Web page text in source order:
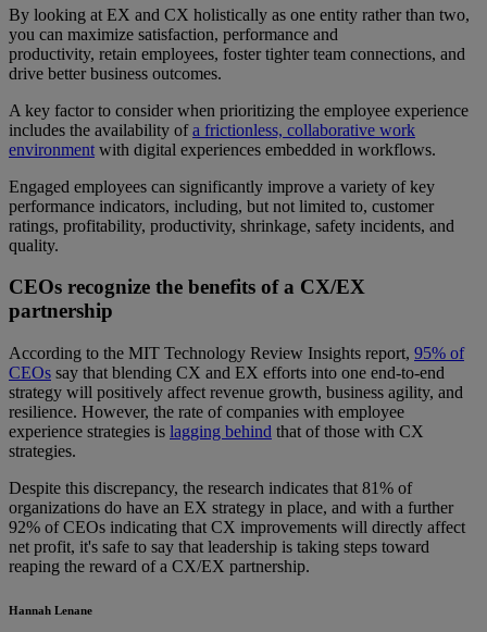
By looking at EX and CX holistically as one entity rather than two,
you can maximize satisfaction, performance and
productivity, retain employees, foster tighter team connections, and
drive better business outcomes.
A key factor to consider when prioritizing the employee experience
includes the availability ofa frictionless, collaborative work
environment with digital experiences embedded in workflows.
Engaged employees can significantly improve a variety of key
performance indicators, including, but not limited to, customer
ratings, profitability, productivity, shrinkage, safety incidents, and
quality.
CEOs recognize the benefits of a CX/EX
partnership
According to the MIT Technology Review Insights report, 95% of
CEOs say that blending CX and EX efforts into one end-to-end
strategy will positively affect revenue growth, business agility, and
resilience. However, the rate of companies with employee
experience strategies is lagging behind that of those with CX
strategies.
Despite this discrepancy, the research indicates that 81% of
organizations do have an EX strategy in place, and with a further
92% of CEOs indicating that CX improvements will directly affect
net profit, it's safe to say that leadership is taking steps toward
reaping the reward of a CX/EX partnership.
Hannah Lenane